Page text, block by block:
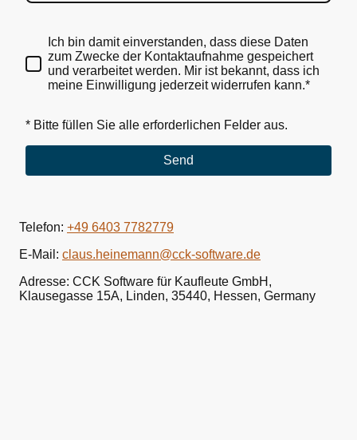
Ich bin damit einverstanden, dass diese Daten
zum Zwecke der Kontaktaufnahme gespeichert
und verarbeitet werden. Mir ist bekannt, dass ich
meine Einwilligung jederzeit widerrufen kann.*
* Bitte füllen Sie alle erforderlichen Felder aus.
Send
Telefon: +49 6403 7782779
E-Mail: claus.heinemann@cck-software.de
Adresse: CCK Software für Kaufleute GmbH,
Klausegasse 15A, Linden, 35440, Hessen, Germany